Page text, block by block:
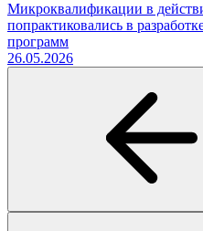
Микроквалификации в
попрактиковались в
программ
26.05.2026